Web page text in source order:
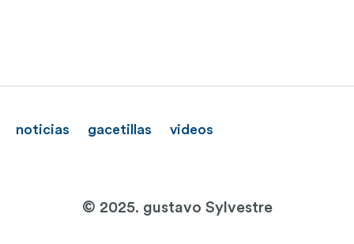
noticias gacetillas videos
© 2025. gustavo Sylvestre